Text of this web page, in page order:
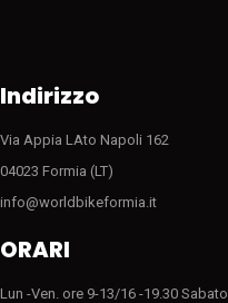
Indirizzo
Via Appia LAto Napoli 162
04023 Formia (LT)
info@worldbikeformia.it
ORARI
Lun -Ven. ore 9-13/16 -19.30 Sabato